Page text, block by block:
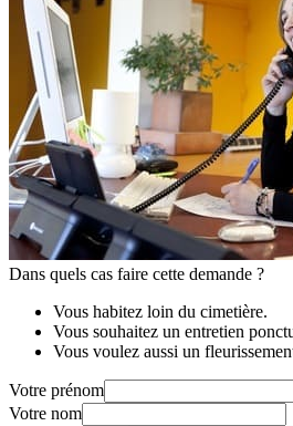
Dans quels cas faire cette demande ?
Vous habitez loin du cimetière.
Vous souhaitez un entretien
Vous voulez aussi un
Votre prénom
Votre nom